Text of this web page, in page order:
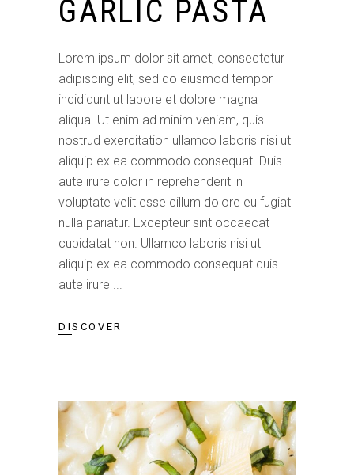
GARLIC PASTA
Lorem ipsum dolor sit amet, consectetur
adipiscing elit, sed do eiusmod tempor
incididunt ut labore et dolore magna
aliqua. Ut enim ad minim veniam, quis
nostrud exercitation ullamco laboris nisi ut
aliquip ex ea commodo consequat. Duis
aute irure dolor in reprehenderit in
voluptate velit esse cillum dolore eu fugiat
nulla pariatur. Excepteur sint occaecat
cupidatat non. Ullamco laboris nisi ut
aliquip ex ea commodo consequat duis
aute irure
DISCOVER